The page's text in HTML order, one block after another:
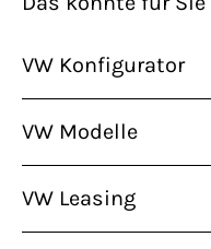
VW Konfigurator
VW Modelle
VW Leasing